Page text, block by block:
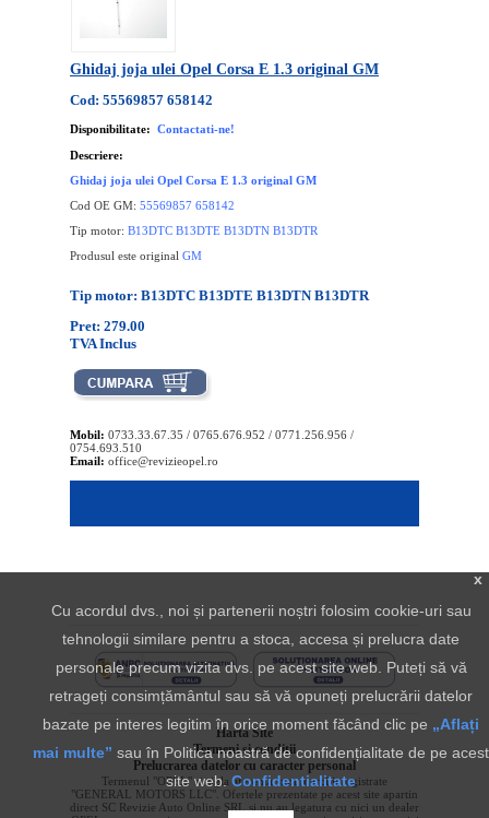
Ghidaj joja ulei Opel Corsa E 1.3 original GM
Cod: 55569857 658142
Disponibilitate: Contactati-ne!
Descriere:
Ghidaj joja ulei Opel Corsa E 1.3 original GM
Cod OE GM: 55569857 658142
Tip motor: B13DTC B13DTE B13DTN B13DTR
Produsul este original GM
Tip motor: B13DTC B13DTE B13DTN B13DTR
Pret: 279.00
TVA Inclus
Mobil: 0733.33.67.35 / 0765.676.952 / 0771.256.956 /
0754.693.510
Email: office@revizieopel.ro
Harta Site
Termeni si conditii
Prelucrarea datelor cu caracter personal
Termenul "OPEL" si sigla aferenta sunt marci inregistrate
"GENERAL MOTORS LLC". Ofertele prezentate pe acest site apartin
direct SC Revizie Auto Online SRL si nu au legatura cu nici un dealer
x
Cu acordul dvs., noi și partenerii noștri folosim cookie-uri sau
tehnologii similare pentru a stoca, accesa și prelucra date
personale precum vizita dvs. pe acest site web. Puteți să vă
retrageți consimțământul sau să vă opuneți prelucrării datelor
bazate pe interes legitim în orice moment făcând clic pe „Aflați
mai multe” sau în Politica noastră de confidențialitate de pe acest
site web.Confidentialitate